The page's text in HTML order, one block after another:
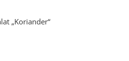
„Koriander“